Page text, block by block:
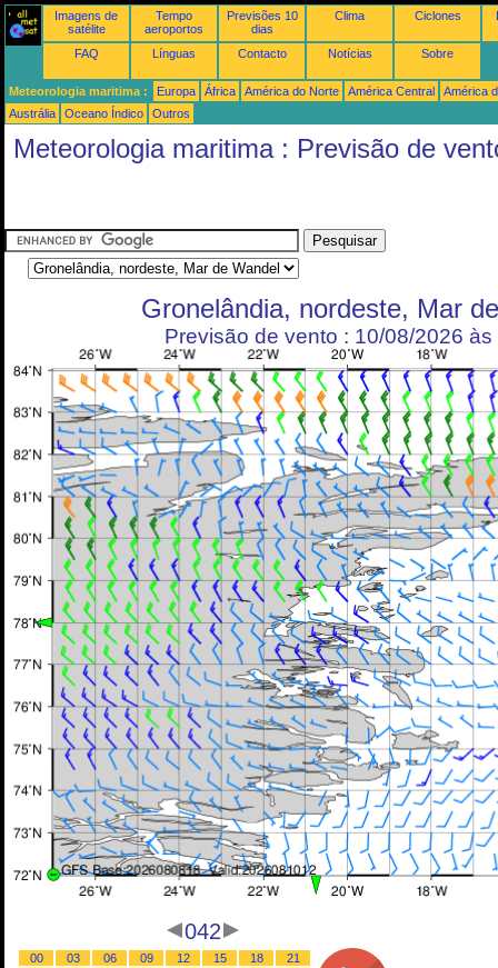
Imagens de
satélite
Tempo
aeroportos
Previsões 10
dias
Clima Ciclones
FAQ Línguas Contacto Notícias Sobre
Meteorologia maritima : Europa África América do Norte América Central
América
Austrália
Oceano Índico Outros
Meteorologia maritima : Previsão de
Gronelândia, nordeste, Mar
Previsão de vento : 10/08/2026 às
042
00 03 06 09 12 15 18
21